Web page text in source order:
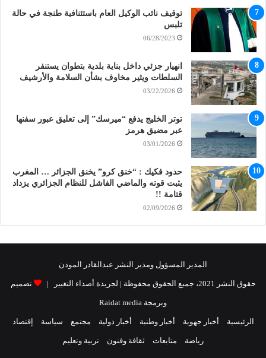
توقيف نائب الوكيل العام باستئنافية طنجة في حالة
تلبس
06/28/2023
انهيار جزئي داخل بناية بلدية بتطوان يستنفر
السلطات ويثير مخاوف بشأن السلامة والأرشيف
03/22/2026
توتر الخليج يدفع “ميرسك” إلى تعليق عبور سفنها
عبر مضيق هرمز
03/01/2026
حدود فكيك : “خنق كرو” يخنق الجزائر … المغرب
يثبت قوته والماضي الفاشل للنظام الجزائري يزداد
قتامة !!
02/09/2026
المدير المسؤول ومدير النشر عبدالقادر المودن
حقوق النشر 2021، جميع الحقوق محفوظة | لجريدة أصداء التغيير | تصميم
وبرمجة Raidat media
الرئيسية أخبار جهوية أخبار وطنية أخبار دولية مجتمع سياسة إقتصاد
رياضة متابعات ثقافة وفنون تربية وتعليم